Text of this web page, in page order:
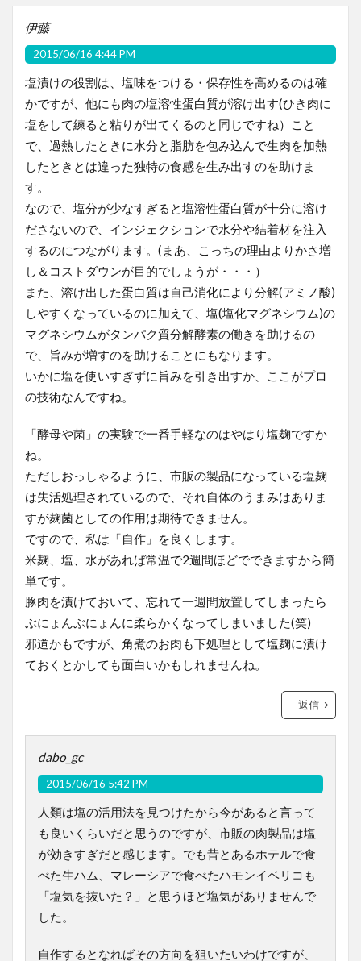
伊藤
2015/06/16 4:44 PM
塩漬けの役割は、塩味をつける・保存性を高めるのは確
かですが、他にも肉の塩溶性蛋白質が溶け出す(ひき肉に
塩をして練ると粘りが出てくるのと同じですね）こと
で、過熱したときに水分と脂肪を包み込んで生肉を加熱
したときとは違った独特の食感を生み出すのを助けま
す。
なので、塩分が少なすぎると塩溶性蛋白質が十分に溶け
ださないので、インジェクションで水分や結着材を注入
するのにつながります。(まあ、こっちの理由よりかさ増
し＆コストダウンが目的でしょうが・・・）
また、溶け出した蛋白質は自己消化により分解(アミノ酸)
しやすくなっているのに加えて、塩(塩化マグネシウム)の
マグネシウムがタンパク質分解酵素の働きを助けるの
で、旨みが増すのを助けることにもなります。
いかに塩を使いすぎずに旨みを引き出すか、ここがプロ
の技術なんですね。
「酵母や菌」の実験で一番手軽なのはやはり塩麹ですか
ね。
ただしおっしゃるように、市販の製品になっている塩麹
は失活処理されているので、それ自体のうまみはありま
すが麹菌としての作用は期待できません。
ですので、私は「自作」を良くします。
米麹、塩、水があれば常温で2週間ほどでできますから簡
単です。
豚肉を漬けておいて、忘れて一週間放置してしまったら
ぶにょんぶにょんに柔らかくなってしまいました(笑)
邪道かもですが、角煮のお肉も下処理として塩麹に漬け
ておくとかしても面白いかもしれませんね。
返信
dabo_gc
2015/06/16 5:42 PM
人類は塩の活用法を見つけたから今があると言って
も良いくらいだと思うのですが、市販の肉製品は塩
が効きすぎだと感じます。でも昔とあるホテルで食
べた生ハム、マレーシアで食べたハモンイベリコも
「塩気を抜いた？」と思うほど塩気がありませんで
した。
自作するとなればその方向を狙いたいわけですが、